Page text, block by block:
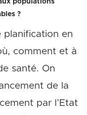
populations
?
planification en
comment et à
santé. On
de la
par l’Etat